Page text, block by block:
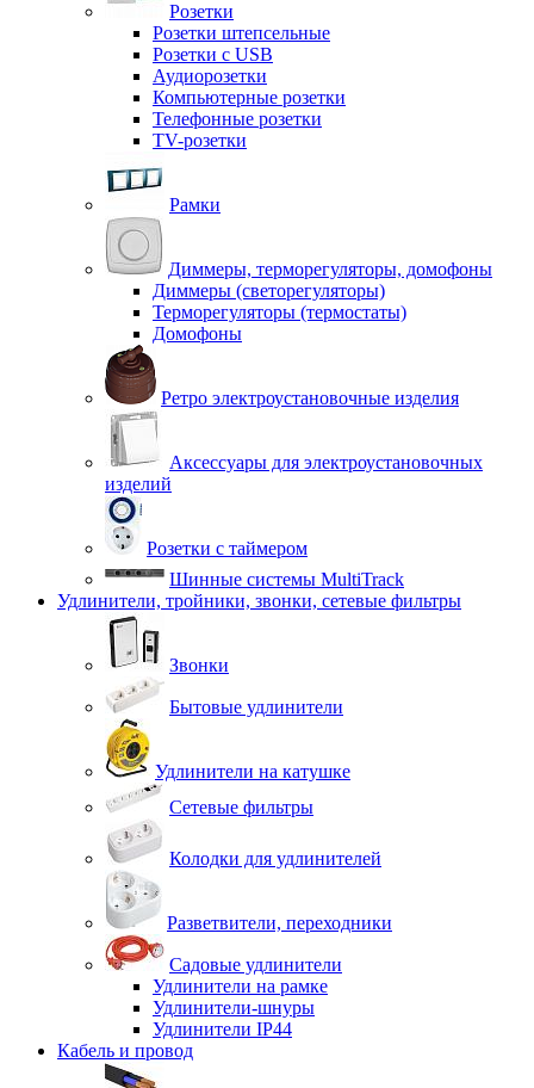
Розетки
Розетки штепсельные
Розетки с USB
Аудиорозетки
Компьютерные розетки
Телефонные розетки
TV-розетки
Рамки
Диммеры, терморегуляторы, домофоны
Диммеры (светорегуляторы)
Терморегуляторы (термостаты)
Домофоны
Ретро электроустановочные изделия
Аксессуары для электроустановочных
изделий
Розетки с таймером
Шинные системы MultiTrack
Удлинители, тройники, звонки, сетевые фильтры
Звонки
Бытовые удлинители
Удлинители на катушке
Сетевые фильтры
Колодки для удлинителей
Разветвители, переходники
Садовые удлинители
Удлинители на рамке
Удлинители-шнуры
Удлинители IP44
Кабель и провод